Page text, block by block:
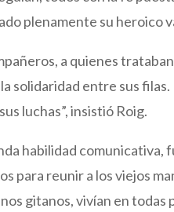
plenamente su heroico
a quienes
solidaridad entre sus
luchas”, insistió Roig.
habilidad comunicativa,
para reunir a los viejos
gitanos, vivían en todas